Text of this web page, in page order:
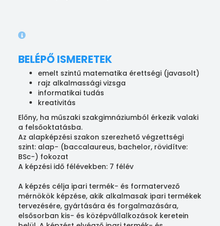
BELÉPŐ ISMERETEK
emelt szintű matematika érettségi (javasolt)
rajz alkalmassági vizsga
informatikai tudás
kreativitás
Előny, ha műszaki szakgimnáziumból érkezik valaki
a felsőoktatásba.
Az alapképzési szakon szerezhető végzettségi
szint: alap- (baccalaureus, bachelor, rövidítve:
BSc-) fokozat
A képzési idő félévekben: 7 félév
A képzés célja ipari termék- és formatervező
mérnökök képzése, akik alkalmasak ipari termékek
tervezésére, gyártására és forgalmazására,
elsősorban kis- és középvállalkozások keretein